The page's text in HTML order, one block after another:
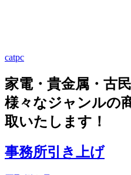
catpc
家電・貴金属・古
様々なジャンルの
取いたします！
事務所引き上げ